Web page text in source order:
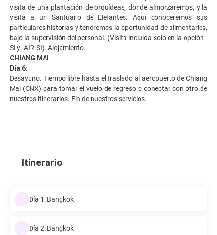
visita de una plantación de orquídeas, donde almorzaremos, y la
visita a un Santuario de Elefantes. Aquí conoceremos sus
particulares historias y tendremos la oportunidad de alimentarles,
bajo la supervisión del personal. (Visita incluida solo en la opción -
SI y -AIR-SI). Alojamiento.
CHIANG MAI
Día 6:
Desayuno. Tiempo libre hasta el traslado al aeropuerto de Chiang
Mai (CNX) para tomar el vuelo de regreso o conectar con otro de
nuestros itinerarios. Fin de nuestros servicios.
Itinerario
Día 1: Bangkok
Día 2: Bangkok